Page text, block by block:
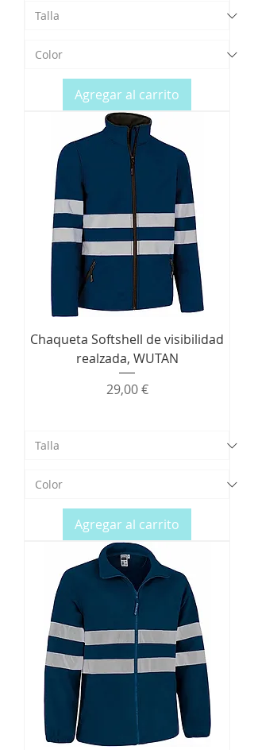
Agregar al carrito
Chaqueta Softshell de visibilidad
realzada, WUTAN
Precio
29,00 €
Agregar al carrito